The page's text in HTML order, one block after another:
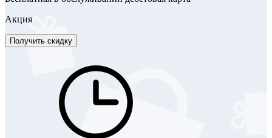
Акция
Получить скидку